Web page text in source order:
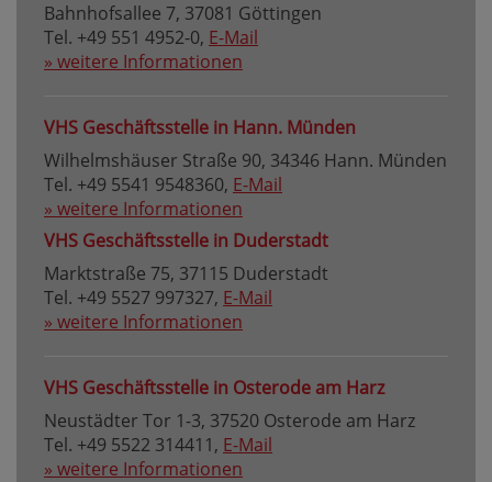
Bahnhofsallee 7, 37081 Göttingen
Tel. +49 551 4952-0, E-Mail
» weitere Informationen
VHS Geschäftsstelle in Hann. Münden
Wilhelmshäuser Straße 90, 34346 Hann. Münden
Tel. +49 5541 9548360, E-Mail
» weitere Informationen
VHS Geschäftsstelle in Duderstadt
Marktstraße 75, 37115 Duderstadt
Tel. +49 5527 997327, E-Mail
» weitere Informationen
VHS Geschäftsstelle in Osterode am Harz
Neustädter Tor 1-3, 37520 Osterode am Harz
Tel. +49 5522 314411, E-Mail
» weitere Informationen